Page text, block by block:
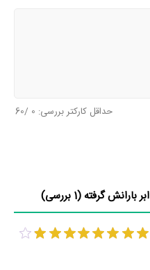
حداقل کارکتر بررسی: 0
/60
بارانش گرفته (1 بررسی)